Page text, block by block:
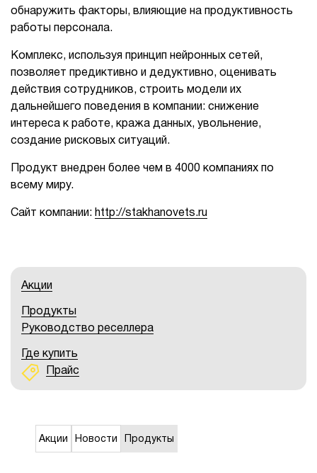
Партнерам
События
Сервисы для партнеров
1Cофт
обнаружить факторы, влияющие на продуктивность
работы персонала.
Комплекс, используя принцип нейронных сетей,
позволяет предиктивно и дедуктивно, оценивать
действия сотрудников, строить модели их
дальнейшего поведения в компании: снижение
интереса к работе, кража данных, увольнение,
создание рисковых ситуаций.
Продукт внедрен более чем в 4000 компаниях по
всему миру.
Сайт компании: http://stakhanovets.ru
Акции Новости Продукты
Акции
Продукты
Руководство реселлера
Где купить
Прайс